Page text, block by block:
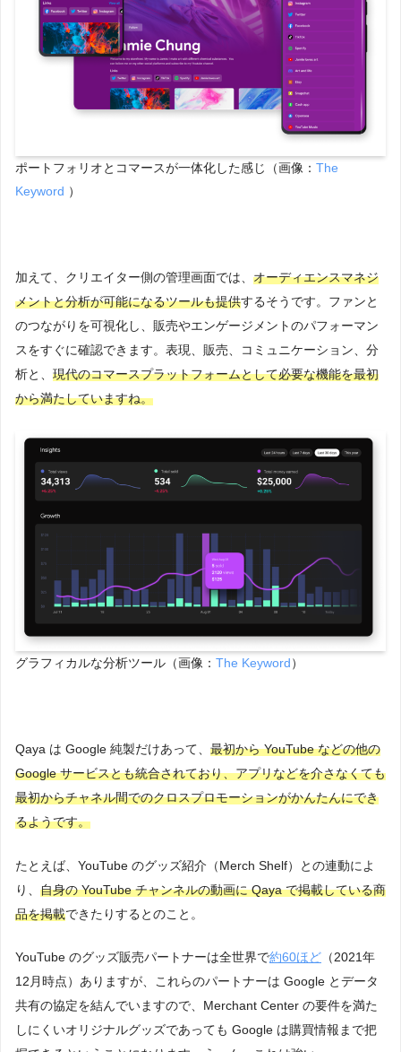
ポートフォリオとコマースが一体化した感じ（画像： The
Keyword ）
加えて、クリエイター側の管理画面では、 オーディエンスマネジ
メントと分析が可能になるツールも提供するそうです。ファンと
のつながりを可視化し、販売やエンゲージメントのパフォーマン
スをすぐに確認できます。表現、販売、コミュニケーション、分
析と、 現代のコマースプラットフォームとして必要な機能を最初
から満たしていますね。
グラフィカルな分析ツール（画像： The Keyword）
Qaya は Google 純製だけあって、 最初から YouTube などの他の
Google サービスとも統合されており、アプリなどを介さなくても
最初からチャネル間でのクロスプロモーションがかんたんにでき
るようです。
たとえば、YouTube のグッズ紹介（Merch Shelf）との連動によ
り、 自身の YouTube チャンネルの動画に Qaya で掲載している商
品を掲載できたりするとのこと。
YouTube のグッズ販売パートナーは全世界で約60ほど （2021年
12月時点）ありますが、これらのパートナーは Google とデータ
共有の協定を結んでいますので、Merchant Center の要件を満た
しにくいオリジナルグッズであっても Google は購買情報まで把